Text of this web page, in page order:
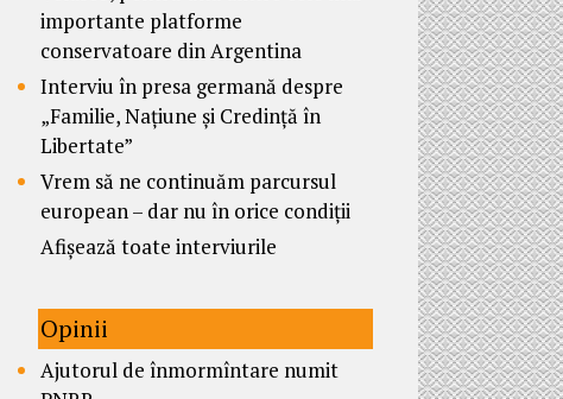
importante platforme
conservatoare din Argentina
Interviu în presa germană despre
„Familie, Națiune și Credință în
Libertate”
Vrem să ne continuăm parcursul
european – dar nu în orice condiții
Afișează toate interviurile
Opinii
Ajutorul de înmormîntare numit